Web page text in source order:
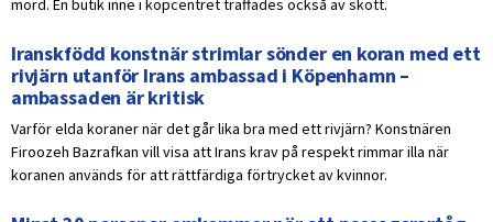
mord. En butik inne i köpcentret träffades också av skott.
Iranskfödd konstnär strimlar sönder en koran med ett
rivjärn utanför Irans ambassad i Köpenhamn –
ambassaden är kritisk
Varför elda koraner när det går lika bra med ett rivjärn? Konstnären
Firoozeh Bazrafkan vill visa att Irans krav på respekt rimmar illa när
koranen används för att rättfärdiga förtrycket av kvinnor.